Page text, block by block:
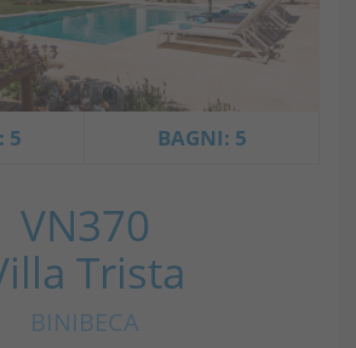
5 BAGNI: 5
VN370
Trista
BINIBECA